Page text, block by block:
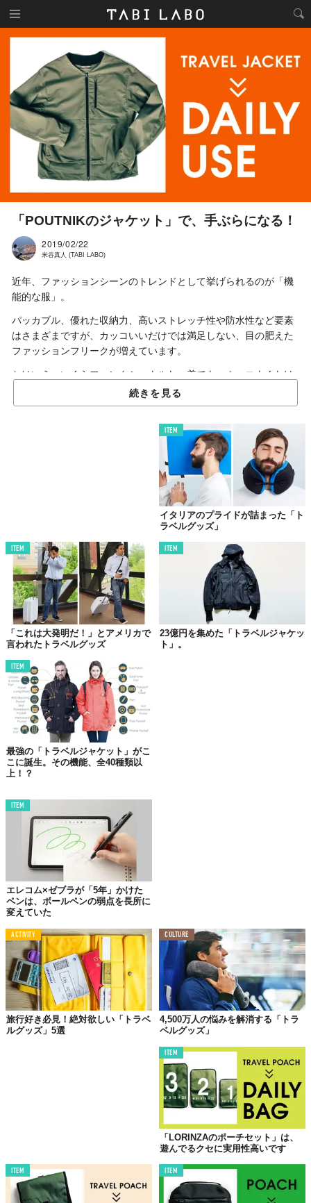
「POUTNIKのジャケット」で、手ぶらになる！
2019/02/22
米谷真人 (TABI LABO)
近年、ファッションシーンのトレンドとして挙げられるのが「機
能的な服」。
パッカブル、優れた収納力、高いストレッチ性や防水性など要素
はさまざまですが、カッコいいだけでは満足しない、目の肥えた
ファッションフリークが増えています。
とはいえ、いくらファンクショナルな一着でも、カッコよくなけ
は、ちょうどいいバランスだと思うんです。
左胸のジップポケットと左右のハンドポケット。ここまではベー
シックな作り。
特筆すべきは、ハンドポケットの上にフロントポケットを装備し
ているところです。覆い被さるようにデザインすることで、スッ
キリとした印象をキープ。このバランスはなかなかない！
もちろん、収納力も高い。モバイルグッズをすべて入れても、モ
コモコした感じにならないから、カッコイイ手ぶら派になれると
いうわけです。
ファブリックにはチェコ軍用として開発されたポリエステル×コッ
トン素材を採用。通気性、耐久性に優れ、4方向にストレッチする
から着ていてストレスがありません。クルーネックでゆったりと
したサイズ感は、シャツやパーカー、タートルなど様々なアイテ
ところで、なぜチェコ軍？と思った人は鋭い！
じつは「Poutnik」は、チェコのアウトドアブランド「Tilak（ティ
ラック）」のトラベルライン。製造もヨーロッパ屈指の技術力を
誇るTilakの工場で行われているんですよ。
税込30,240円は信頼の証。JOURNAL STANDARDやMSPC
やベージュも。
Top image: ©TABI LABO 2019
続きを見る
ITEM
イタリアのプライドが詰まった「ト
ラベルグッズ」
ITEM
「これは大発明だ！」とアメリカで
言われたトラベルグッズ
ITEM
23億円を集めた「トラベルジャケッ
ト」。
ITEM
最強の「トラベルジャケット」がこ
こに誕生。その機能、全40種類以
上！？
ITEM
エレコム×ゼブラが「5年」かけた
ペンは、ボールペンの弱点を長所に
変えていた
ACTIVITY
旅行好き必見！絶対欲しい「トラベ
ルグッズ」5選
CULTURE
4,500万人の悩みを解消する「トラ
ベルグッズ」
ITEM
「LORINZAのポーチセット」は、
遊んでるクセに実用性高いです
ITEM ITEM